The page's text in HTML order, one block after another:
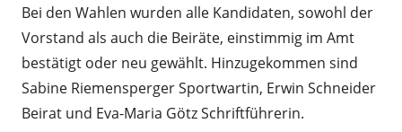
Bei den Wahlen wurden alle Kandidaten, sowohl der
Vorstand als auch die Beiräte, einstimmig im Amt
bestätigt oder neu gewählt. Hinzugekommen sind
Sabine Riemensperger Sportwartin, Erwin Schneider
Beirat und Eva-Maria Götz Schriftführerin.